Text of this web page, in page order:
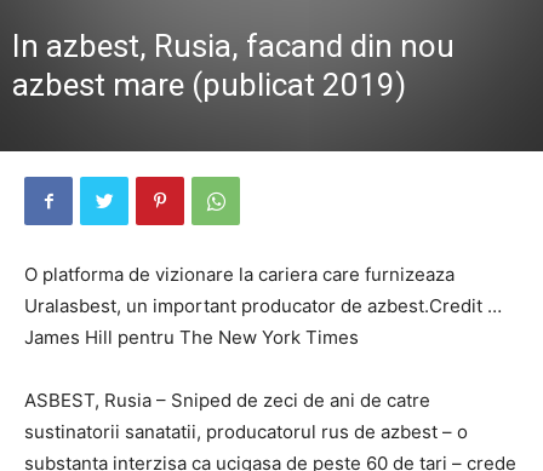
In azbest, Rusia, facand din nou
azbest mare (publicat 2019)
O platforma de vizionare la cariera care furnizeaza
Uralasbest, un important producator de azbest.Credit …
James Hill pentru The New York Times
ASBEST, Rusia – Sniped de zeci de ani de catre
sustinatorii sanatatii, producatorul rus de azbest – o
substanta interzisa ca ucigasa de peste 60 de tari – crede